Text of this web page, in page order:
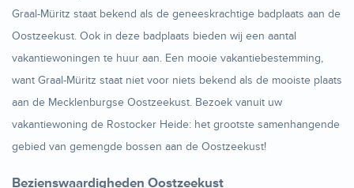
Graal-Müritz staat bekend als de geneeskrachtige badplaats aan de
Oostzeekust. Ook in deze badplaats bieden wij een aantal
vakantiewoningen te huur aan. Een mooie vakantiebestemming,
want Graal-Müritz staat niet voor niets bekend als de mooiste plaats
aan de Mecklenburgse Oostzeekust. Bezoek vanuit uw
vakantiewoning de Rostocker Heide: het grootste samenhangende
gebied van gemengde bossen aan de Oostzeekust!
Bezienswaardigheden Oostzeekust